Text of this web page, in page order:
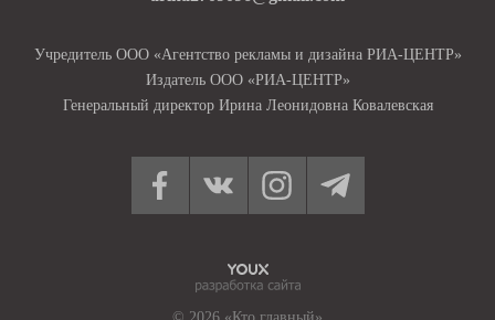
Учредитель ООО «Агентство рекламы и дизайна РИА-ЦЕНТР»
Издатель ООО «РИА-ЦЕНТР»
Генеральный директор Ирина Леонидовна Ковалевская